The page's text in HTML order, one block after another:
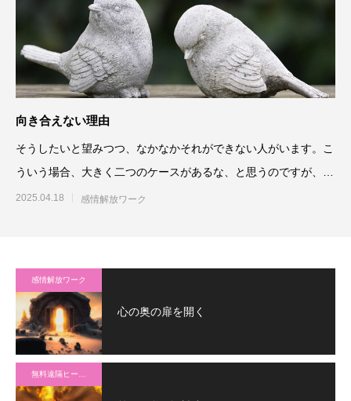
向き合えない理由
そうしたいと望みつつ、なかなかそれができない人がいます。こ
ういう場合、大きく二つのケースがあるな、と思うのですが、一
つは、本当にそれを望んで
2025.04.18 感情解放ワーク
感情解放ワーク
心の奥の扉を開く